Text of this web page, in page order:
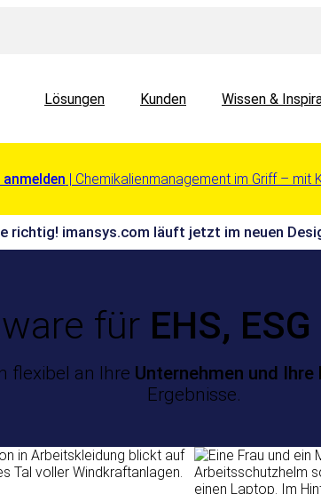
Lösungen Kunden Wissen &
| Chemikalienmanagement im Griff – mit
richtig! imansys.com läuft jetzt im neuen
für EHS,
flexibel an Ihre Unternehmen und Ihre
Ergebnisse.